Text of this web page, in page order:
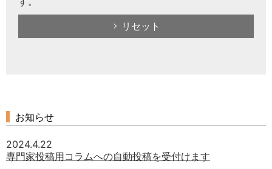
リセット
お知らせ
2024.4.22
専門家投稿用コラムへの自動投稿を受付けます